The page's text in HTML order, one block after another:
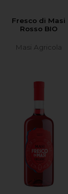
Fresco di Masi
Rosso BIO
Masi Agricola